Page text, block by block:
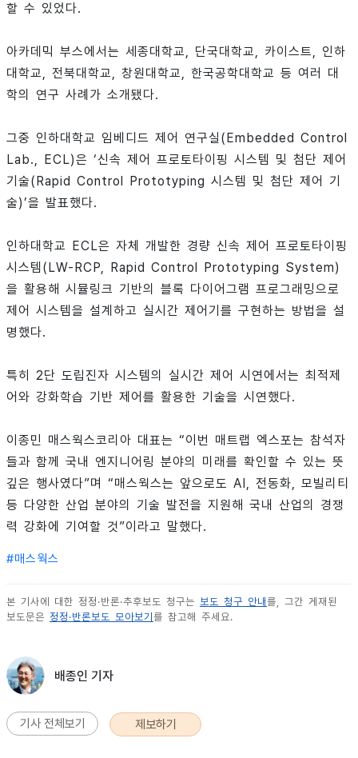
할 수 있었다.
아카데믹 부스에서는 세종대학교, 단국대학교, 카이스트, 인하
대학교, 전북대학교, 창원대학교, 한국공학대학교 등 여러 대
학의 연구 사례가 소개됐다.
그중 인하대학교 임베디드 제어 연구실(Embedded Control
Lab., ECL)은 ‘신속 제어 프로토타이핑 시스템 및 첨단 제어
기술(Rapid Control Prototyping 시스템 및 첨단 제어 기
술)’을 발표했다.
인하대학교 ECL은 자체 개발한 경량 신속 제어 프로토타이핑
시스템(LW-RCP, Rapid Control Prototyping System)
을 활용해 시뮬링크 기반의 블록 다이어그램 프로그래밍으로
제어 시스템을 설계하고 실시간 제어기를 구현하는 방법을 설
명했다.
특히 2단 도립진자 시스템의 실시간 제어 시연에서는 최적제
어와 강화학습 기반 제어를 활용한 기술을 시연했다.
이종민 매스웍스코리아 대표는 “이번 매트랩 엑스포는 참석자
들과 함께 국내 엔지니어링 분야의 미래를 확인할 수 있는 뜻
깊은 행사였다”며 “매스웍스는 앞으로도 AI, 전동화, 모빌리티
등 다양한 산업 분야의 기술 발전을 지원해 국내 산업의 경쟁
력 강화에 기여할 것”이라고 말했다.
#매스웍스
본 기사에 대한 정정·반론·추후보도 청구는 보도 청구 안내 를, 그간 게재된
보도문은 정정·반론보도 모아보기 를 참고해 주세요.
배종인 기자
기사 전체보기 제보하기